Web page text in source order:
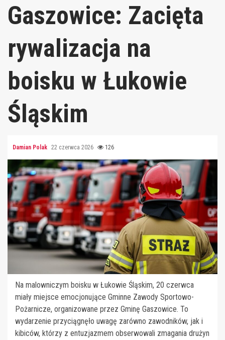
Gaszowice: Zacięta
rywalizacja na
boisku w Łukowie
Śląskim
Damian Polak 22 czerwca 2026 126
Na malowniczym boisku w Łukowie Śląskim, 20 czerwca
miały miejsce emocjonujące Gminne Zawody Sportowo-
Pożarnicze, organizowane przez Gminę Gaszowice. To
wydarzenie przyciągnęło uwagę zarówno zawodników, jak i
kibiców, którzy z entuzjazmem obserwowali zmagania drużyn